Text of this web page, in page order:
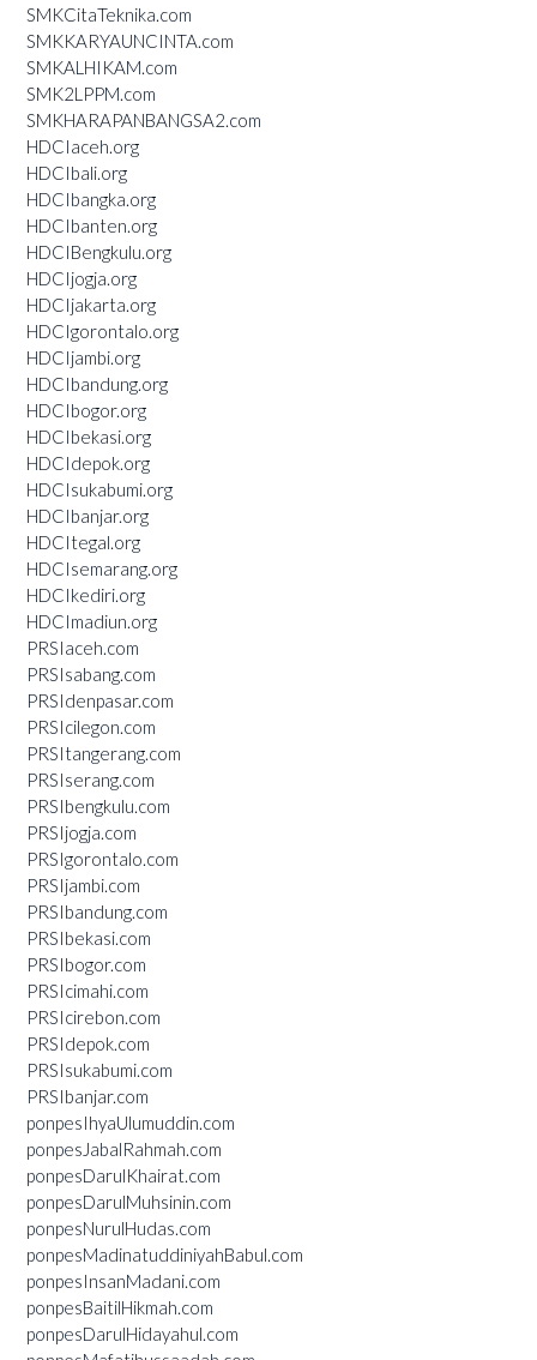
SMKCitaTeknika.com
SMKKARYAUNCINTA.com
SMKALHIKAM.com
SMK2LPPM.com
SMKHARAPANBANGSA2.com
HDCIaceh.org
HDCIbali.org
HDCIbangka.org
HDCIbanten.org
HDCIBengkulu.org
HDCIjogja.org
HDCIjakarta.org
HDCIgorontalo.org
HDCIjambi.org
HDCIbandung.org
HDCIbogor.org
HDCIbekasi.org
HDCIdepok.org
HDCIsukabumi.org
HDCIbanjar.org
HDCItegal.org
HDCIsemarang.org
HDCIkediri.org
HDCImadiun.org
PRSIaceh.com
PRSIsabang.com
PRSIdenpasar.com
PRSIcilegon.com
PRSItangerang.com
PRSIserang.com
PRSIbengkulu.com
PRSIjogja.com
PRSIgorontalo.com
PRSIjambi.com
PRSIbandung.com
PRSIbekasi.com
PRSIbogor.com
PRSIcimahi.com
PRSIcirebon.com
PRSIdepok.com
PRSIsukabumi.com
PRSIbanjar.com
ponpesIhyaUlumuddin.com
ponpesJabalRahmah.com
ponpesDarulKhairat.com
ponpesDarulMuhsinin.com
ponpesNurulHudas.com
ponpesMadinatuddiniyahBabul.com
ponpesInsanMadani.com
ponpesBaitilHikmah.com
ponpesDarulHidayahul.com